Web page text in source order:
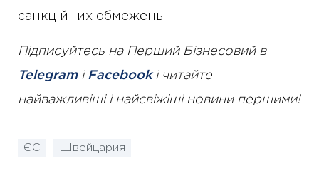
санкційних обмежень.
Підписуйтесь на Перший Бізнесовий в
Telegramі Facebookі читайте
найважливіші і найсвіжіші новини першими!
ЄС Швейцария